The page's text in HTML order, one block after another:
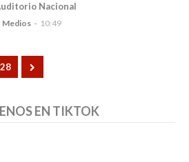
Nacional
Medios 10:49
EN TIKTOK